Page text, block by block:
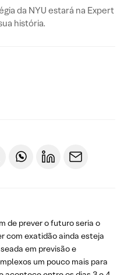
da NYU estará na Expert
história.
de prever o futuro seria o
com exatidão ainda esteja
em previsão e
um pouco mais para